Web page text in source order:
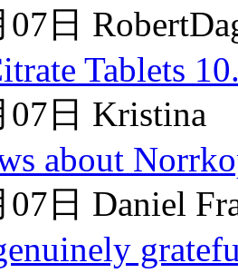
日
Tablets
07日 Kristina
about
日 Daniel